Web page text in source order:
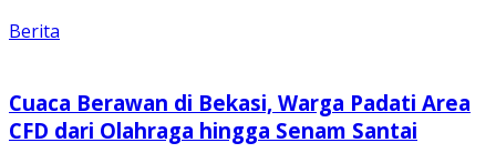
Berita
Cuaca Berawan di Bekasi, Warga Padati Area
CFD dari Olahraga hingga Senam Santai